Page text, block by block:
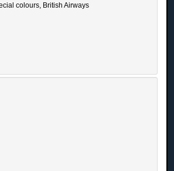
colours, British Airways